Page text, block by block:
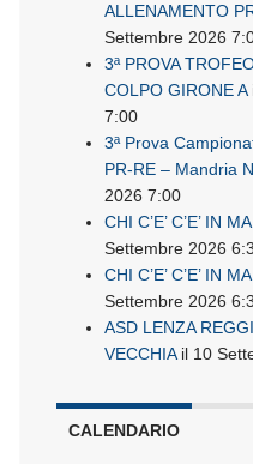
ALLENAMENTO
Settembre 2026
3ª PROVA
COLPO GIRONE A
7:00
3ª Prova
PR-RE – Mandria
2026 7:00
CHI C’E’ C’E’ IN
Settembre 2026
CHI C’E’ C’E’ IN
Settembre 2026
ASD LENZA
VECCHIAil 10
CALENDARIO